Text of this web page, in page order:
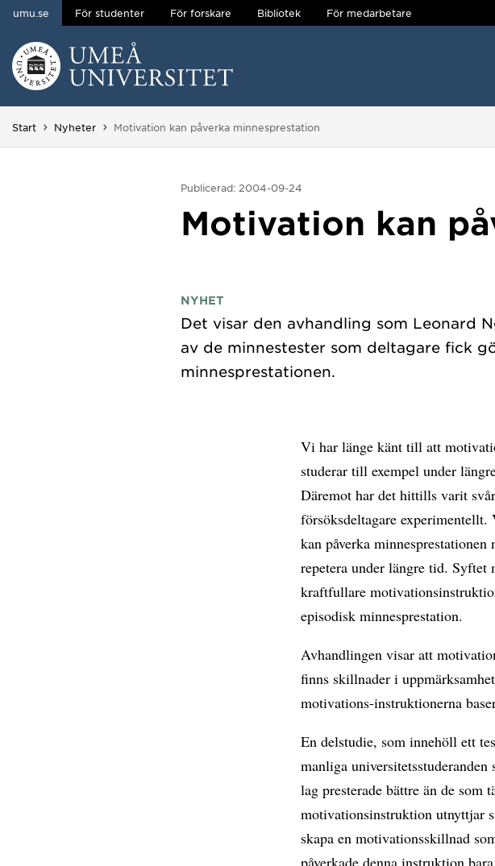
Hoppa direkt till innehållet
umu.se För studenter För forskare Bibliotek För medarbetare
Start Nyheter Du är här:
Motivation kan påverka minnesprestation
Publicerad: 2004-09-24
Motivation kan
NYHET
Det visar den avhandling som Leonard
av de minnestester som deltagare fick
Vi har länge känt till att
studerar till exempel under
Däremot har det hittills varit
försöksdeltagare
kan påverka
repetera under längre tid. Syftet
kraftfullare
episodisk minnesprestation.
Avhandlingen visar att
finns skillnader i
motivations-instruktionerna
En delstudie, som innehöll ett
manliga
lag presterade bättre än de som
motivationsinstruktion utnyttjar
skapa en motivationsskillnad
påverkade denna instruktion